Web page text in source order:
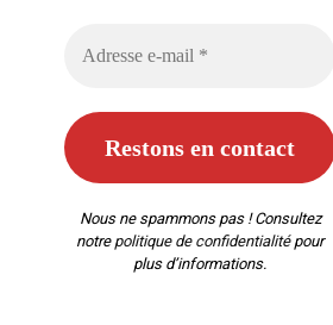
Nous ne spammons pas ! Consultez
notre politique de confidentialitépour
plus d’informations.